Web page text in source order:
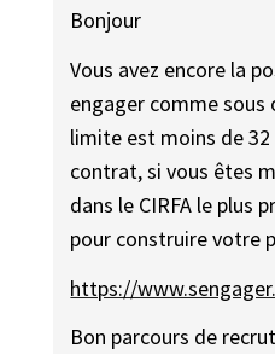
Bonjour
Vous avez encore la
engager comme sous
limite est moins de
contrat, si vous êtes
dans le CIRFA le plus
pour construire votre
https://
Bon parcours de